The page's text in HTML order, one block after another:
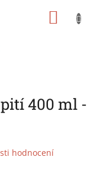
400 ml -
hodnocení